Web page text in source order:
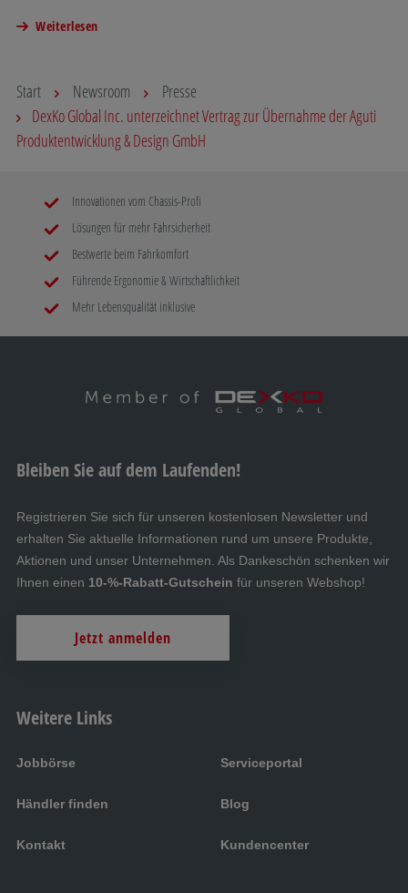
Weiterlesen
Start Newsroom
Presse
DexKo Global Inc. unterzeichnet Vertrag zur Übernahme der Aguti
Produktentwicklung & Design GmbH
Innovationen vom Chassis-Profi
Lösungen für mehr Fahrsicherheit
Bestwerte beim Fahrkomfort
Führende Ergonomie & Wirtschaftlichkeit
Mehr Lebensqualität inklusive
Weitere Links
Jobbörse Serviceportal
Händler finden Blog
Kontakt Kundencenter
Bleiben Sie auf dem Laufenden!
Registrieren Sie sich für unseren kostenlosen Newsletter und
erhalten Sie aktuelle Informationen rund um unsere Produkte,
Aktionen und unser Unternehmen. Als Dankeschön schenken wir
Ihnen einen 10-%-Rabatt-Gutschein für unseren Webshop!
Jetzt anmelden